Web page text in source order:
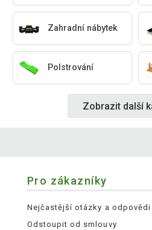
Zahradní nábytek
Polstrování
Zobrazit další
Pro zákazníky
Nejčastější otázky a odpovědi
Odstoupit od smlouvy